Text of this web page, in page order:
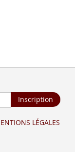
Inscription
LÉGALES